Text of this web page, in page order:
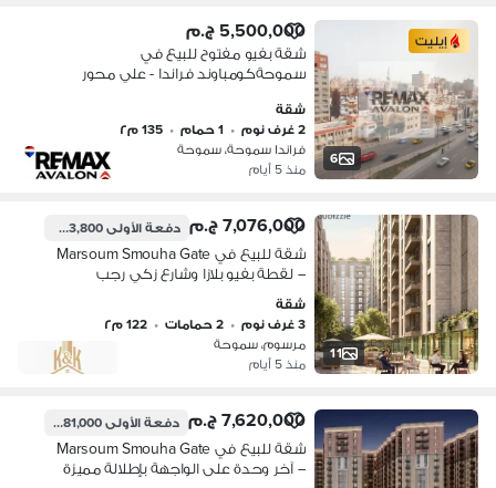
6
إيليت 5,500,000 ج.م
شقة بفيو مفتوح للبيع في
سموحةكومباوند فراندا - علي محور
شقة
2 غرف نوم
• 1 حمام • 135 م٢
فراندا سموحة، سموحة
منذ 5 أيام
11
7,076,000 ج.م دفعة الأولى353,800 ج.م
شقة للبيع في Marsoum Smouha Gate
– لقطة بفيو بلازا وشارع زكي رجب
شقة
3 غرف نوم
• 2 حمامات • 122 م٢
مرسوم، سموحة
منذ 5 أيام
7,620,000 ج.م دفعة الأولى381,000 ج.م
شقة للبيع في Marsoum Smouha Gate
– آخر وحدة على الواجهة بإطلالة مميزة